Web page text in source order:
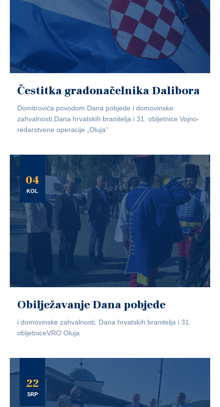
Čestitka gradonačelnika Dalibora
Domitrovića povodom Dana pobjede i domovinske
zahvalnosti,Dana hrvatskih branitelja i 31. obljetnice Vojno-
redarstvene operacije „Oluja“
04
KOL
Obilježavanje Dana pobjede
i domovinske zahvalnosti, Dana hrvatskih branitelja i 31.
obljetniceVRO Oluja
22
SRP